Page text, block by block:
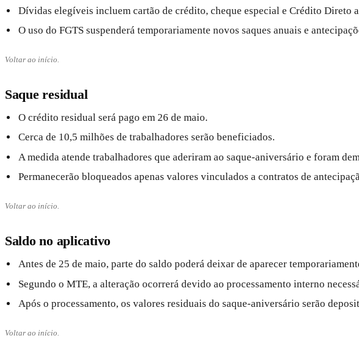
Dívidas elegíveis incluem cartão de crédito, cheque especial e Crédito Direto
O uso do FGTS suspenderá temporariamente novos saques anuais e
Voltar ao início.
Saque residual
O crédito residual será pago em 26 de maio.
Cerca de 10,5 milhões de trabalhadores serão beneficiados.
A medida atende trabalhadores que aderiram ao saque-aniversário e foram
Permanecerão bloqueados apenas valores vinculados a contratos de
Voltar ao início.
Saldo no aplicativo
Antes de 25 de maio, parte do saldo poderá deixar de aparecer
Segundo o MTE, a alteração ocorrerá devido ao processamento interno
Após o processamento, os valores residuais do saque-aniversário serão
Voltar ao início.